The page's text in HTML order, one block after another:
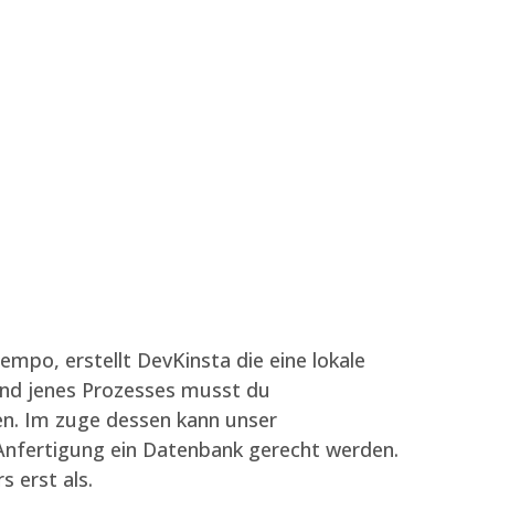
erstellt DevKinsta die eine lokale
jenes Prozesses musst du
Im zuge dessen kann unser
ein Datenbank gerecht werden.
erst als.